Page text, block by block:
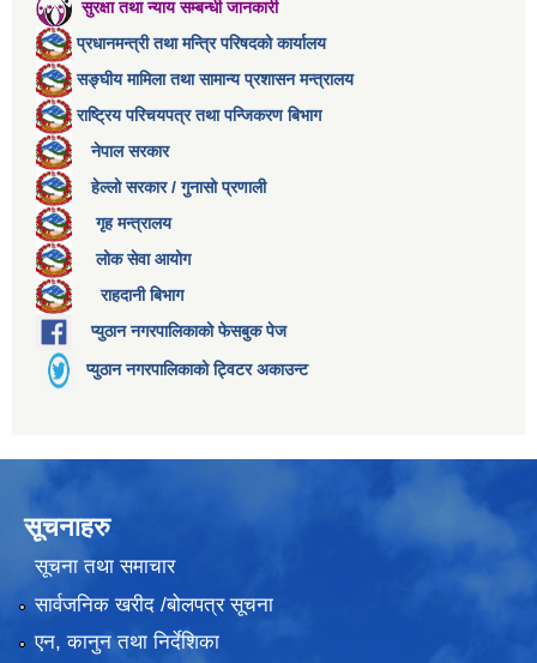
सुरक्षा तथा न्याय सम्बन्धी जानकारी
प्रधानमन्त्री तथा मन्त्रि परिषदको कार्यालय
सङ्घीय मामिला तथा सामान्य प्रशासन मन्त्रालय
राष्ट्रिय परिचयपत्र तथा पन्जिकरण बिभाग
नेपाल सरकार
हेल्लो सरकार / गुनासो प्रणाली
गृह मन्त्रालय
लोक सेवा आयोग
राहदानी बिभाग
प्युठान नगरपालिकाको फेसबुक पेज
प्युठान नगरपालिकाको ट्विटर अकाउन्ट
सूचनाहरु
सूचना तथा समाचार
सार्वजनिक खरीद /बोलपत्र सूचना
एन, कानुन तथा निर्देशिका